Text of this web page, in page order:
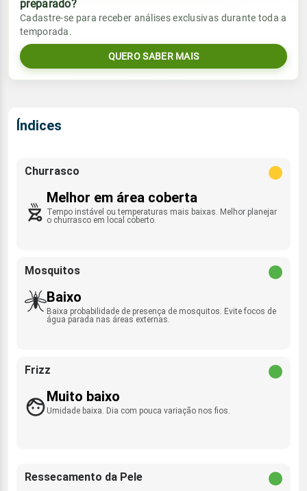
Umidade do ar
76% 96%
Rajada de vento
Sol
07:30h às 18:13h
Lua
Chuva
0.4mm
Umidade do ar
Vento
SE - 15km/h
Rajada de vento
Sol
preparado?
Cadastre-se para receber análises exclusivas durante toda a
temporada.
QUERO SABER MAIS
Índices
Churrasco
Melhor em área coberta
Tempo instável ou temperaturas mais baixas. Melhor planejar
o churrasco em local coberto.
Mosquitos
Baixo
Baixa probabilidade de presença de mosquitos. Evite focos de
água parada nas áreas externas.
Frizz
Muito baixo
Umidade baixa. Dia com pouca variação nos fios.
Ressecamento da Pele